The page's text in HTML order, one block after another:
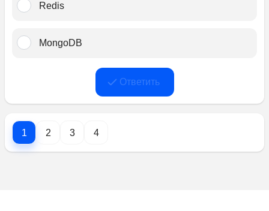
Redis
MongoDB﻿
Ответить
1 2 3 4